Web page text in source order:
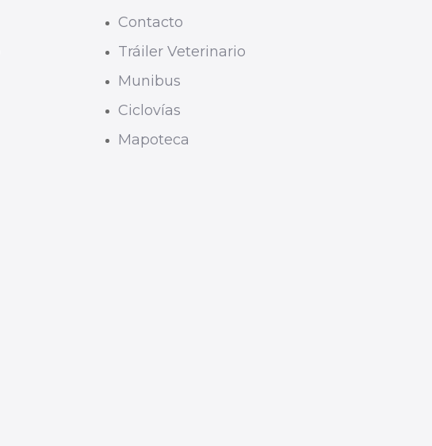
Contacto
Tráiler Veterinario
Munibus
Ciclovías
Mapoteca